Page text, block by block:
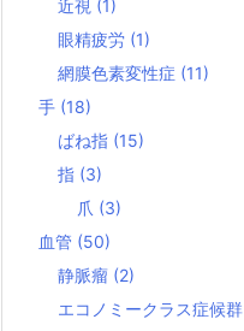
近視 (1)
眼精疲労 (1)
網膜色素変性症 (11)
手 (18)
ばね指 (15)
指 (3)
爪 (3)
血管 (50)
静脈瘤 (2)
エコノミークラス症候群